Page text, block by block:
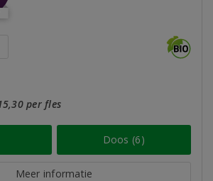
per fles
Doos (6)
Meer informatie